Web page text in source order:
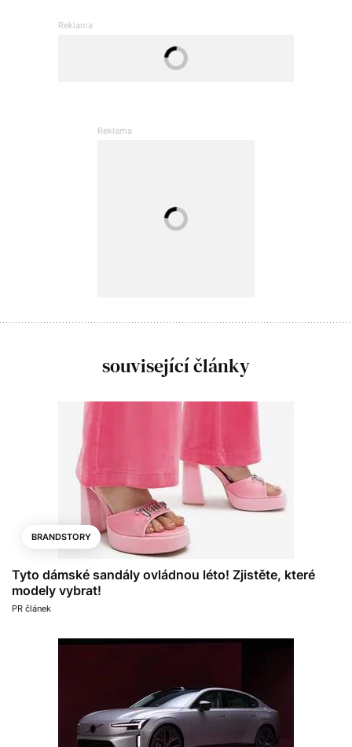
související články
BRANDSTORY
Tyto dámské sandály ovládnou léto! Zjistěte, které
modely vybrat!
PR článek